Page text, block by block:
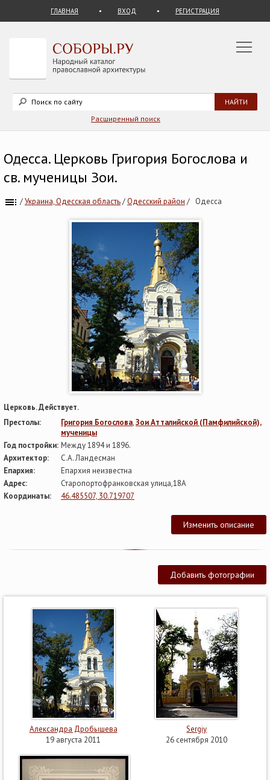
ГЛАВНАЯ ВХОД РЕГИСТРАЦИЯ
Расширенный поиск
Одесса. Церковь Григория Богослова и
св. мученицы Зои.
/Украина, Одесская область/Одесский район / Одесса
Церковь. Действует.
Престолы:
Григория Богослова,Зои Атталийской (Памфилийской),
мученицы
Год постройки: Между 1894 и 1896.
Архитектор:
С.А. Ландесман
Епархия:
Епархия неизвестна
Адрес:
Старопортофранковская улица,18А
Координаты:
46.485507, 30.719707
Изменить описание
Добавить фотографии
Александра Дробышева
19 августа 2011
Sergiy
26 сентября 2010